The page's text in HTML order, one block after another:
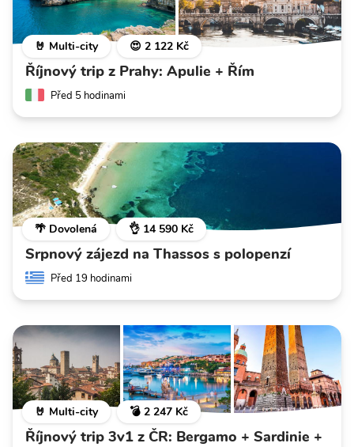
🤘 Multi-city 😍 2 122 Kč
Říjnový trip z Prahy: Apulie + Řím
Před 5 hodinami
🌴 Dovolená 👌 14 590 Kč
Srpnový zájezd na Thassos s polopenzí
Před 19 hodinami
🤘 Multi-city 💣 2 247 Kč
Říjnový trip 3v1 z ČR: Bergamo + Sardinie +